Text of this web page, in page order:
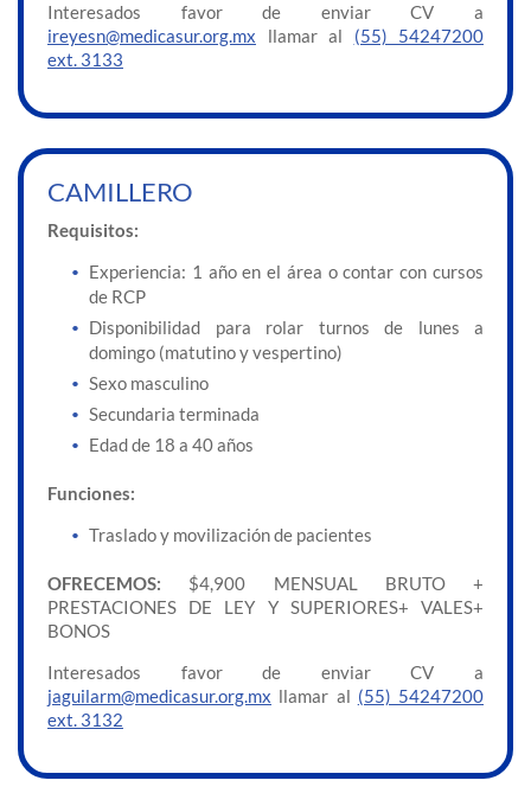
Interesados favor de enviar CV a
ireyesn@medicasur.org.mx llamar al (55) 54247200
ext. 3133
CAMILLERO
Requisitos:
Experiencia: 1 año en el área o contar con cursos
de RCP
Disponibilidad para rolar turnos de lunes a
domingo (matutino y vespertino)
Sexo masculino
Secundaria terminada
Edad de 18 a 40 años
Funciones:
Traslado y movilización de pacientes
OFRECEMOS: $4,900 MENSUAL BRUTO +
PRESTACIONES DE LEY Y SUPERIORES+ VALES+
BONOS
Interesados favor de enviar CV a
jaguilarm@medicasur.org.mx llamar al (55) 54247200
ext. 3132